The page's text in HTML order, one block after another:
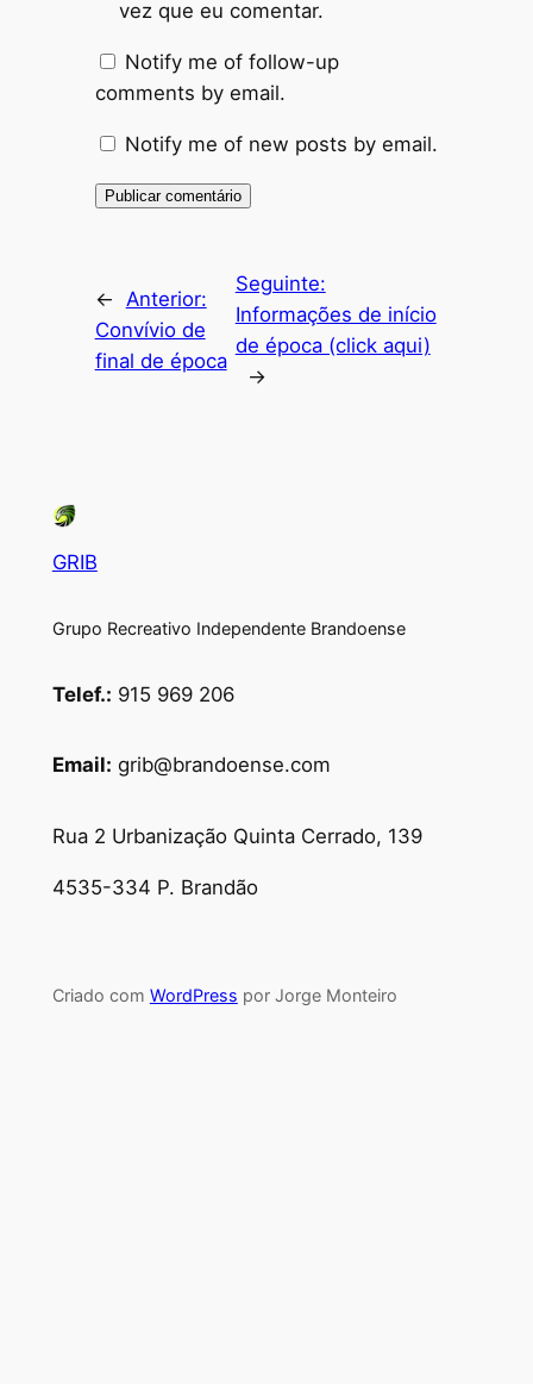
vez que eu comentar.
Notify me of follow-up
comments by email.
Notify me of new posts by email.
←
Anterior:
Convívio de
final de época
Seguinte:
Informações de início
de época (click aqui)
→
GRIB
Grupo Recreativo Independente Brandoense
Telef.: 915 969 206
Email: grib@brandoense.com
Rua 2 Urbanização Quinta Cerrado, 139
4535-334 P. Brandão
Criado com WordPress por Jorge Monteiro